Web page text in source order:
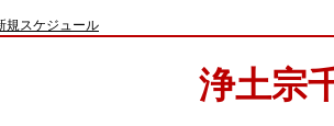
規スケジュール
浄土宗